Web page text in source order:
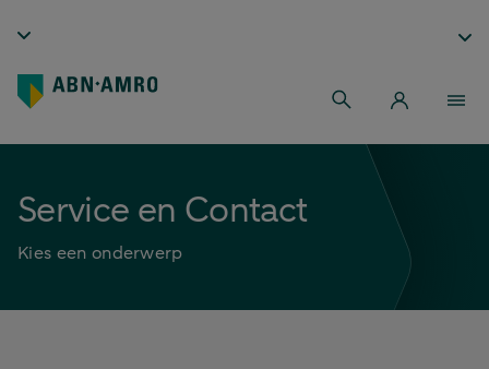
Service en Contact
Kies een onderwerp